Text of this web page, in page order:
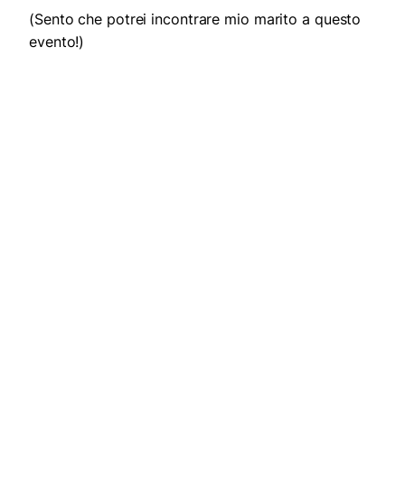
(Sento che potrei incontrare mio marito a questo
evento!)